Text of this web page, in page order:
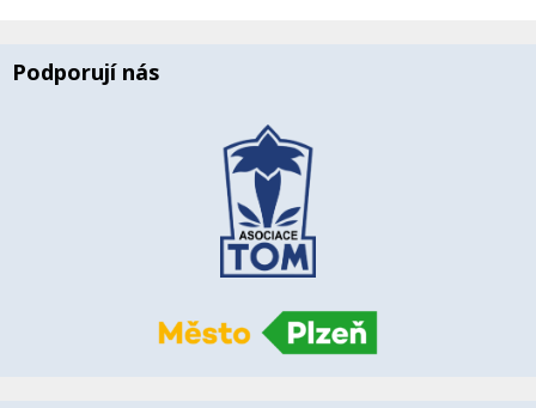
Podporují nás